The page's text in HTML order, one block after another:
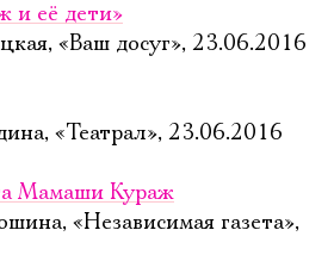
и её дети»
«Ваш досуг», 23.06.2016
«Театрал», 23.06.2016
Мамаши Кураж
«Независимая газета»,